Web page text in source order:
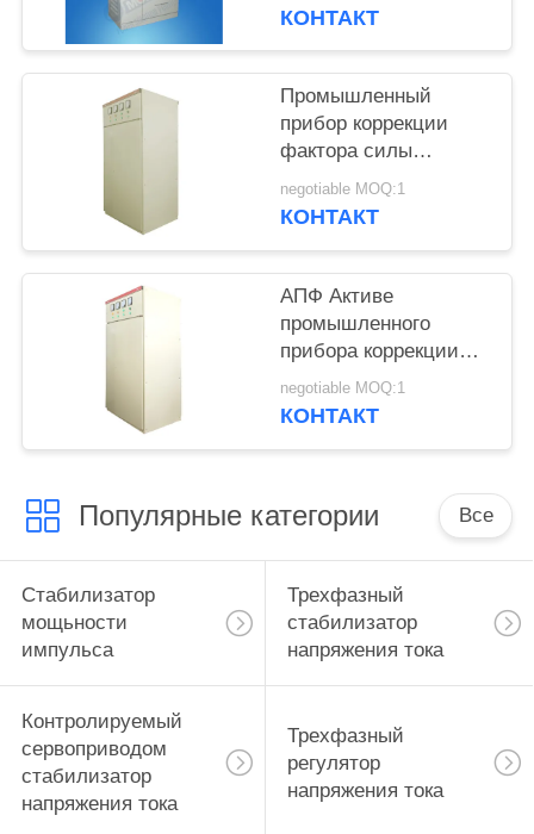
КОНТАКТ
Промышленный
прибор коррекции
фактора силы
700КВАР 400В 50Хз
ПФК крытый
negotiable MOQ:1
КОНТАКТ
АПФ Активе
промышленного
прибора коррекции
фактора силы
электротехнического
negotiable MOQ:1
КОНТАКТ
Популярные категории Все
Стабилизатор
мощьности
импульса
Трехфазный
стабилизатор
напряжения тока
Контролируемый
сервоприводом
стабилизатор
напряжения тока
Трехфазный
регулятор
напряжения тока